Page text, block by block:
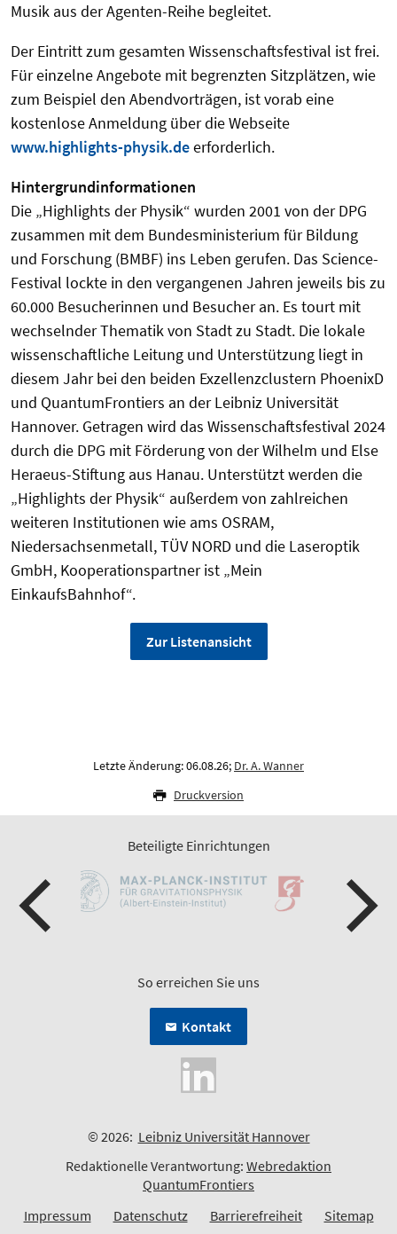
Musik aus der Agenten-Reihe begleitet.
Der Eintritt zum gesamten Wissenschaftsfestival ist frei.
Für einzelne Angebote mit begrenzten Sitzplätzen, wie
zum Beispiel den Abendvorträgen, ist vorab eine
kostenlose Anmeldung über die Webseite
www.highlights-physik.deerforderlich.
Hintergrundinformationen
Die „Highlights der Physik“ wurden 2001 von der DPG
zusammen mit dem Bundesministerium für Bildung
und Forschung (BMBF) ins Leben gerufen. Das Science-
Festival lockte in den vergangenen Jahren jeweils bis zu
60.000 Besucherinnen und Besucher an. Es tourt mit
wechselnder Thematik von Stadt zu Stadt. Die lokale
wissenschaftliche Leitung und Unterstützung liegt in
diesem Jahr bei den beiden Exzellenzclustern PhoenixD
und QuantumFrontiers an der Leibniz Universität
Hannover. Getragen wird das Wissenschaftsfestival 2024
durch die DPG mit Förderung von der Wilhelm und Else
Heraeus-Stiftung aus Hanau. Unterstützt werden die
„Highlights der Physik“ außerdem von zahlreichen
weiteren Institutionen wie ams OSRAM,
Niedersachsenmetall, TÜV NORD und die Laseroptik
GmbH, Kooperationspartner ist „Mein
EinkaufsBahnhof“.
Zur Listenansicht
Letzte Änderung: 06.08.26; Dr. A. Wanner
Druckversion
Beteiligte Einrichtungen
So erreichen Sie uns
Kontakt
© 2026: Leibniz Universität Hannover
Redaktionelle Verantwortung: Webredaktion
QuantumFrontiers
Impressum
Datenschutz Barrierefreiheit Sitemap